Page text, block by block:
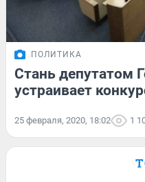
ПОЛИТИКА
Стань депутатом
устраивает
25 февраля, 2020, 18:02 1